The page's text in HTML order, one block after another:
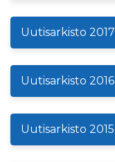
Uutisarkisto 2017
Uutisarkisto 2016
Uutisarkisto 2015